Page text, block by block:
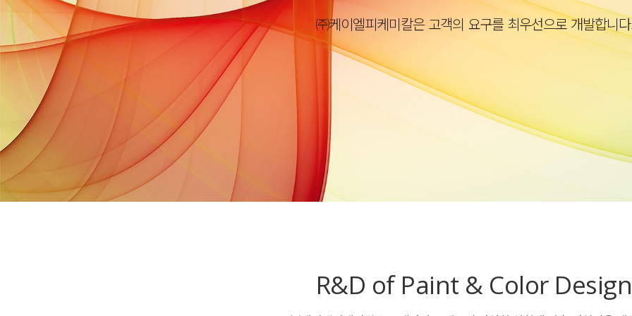
㈜케이엘피케미칼은 고객의 요구를 최우선으로 개발합니
R&D of Paint & Color Design